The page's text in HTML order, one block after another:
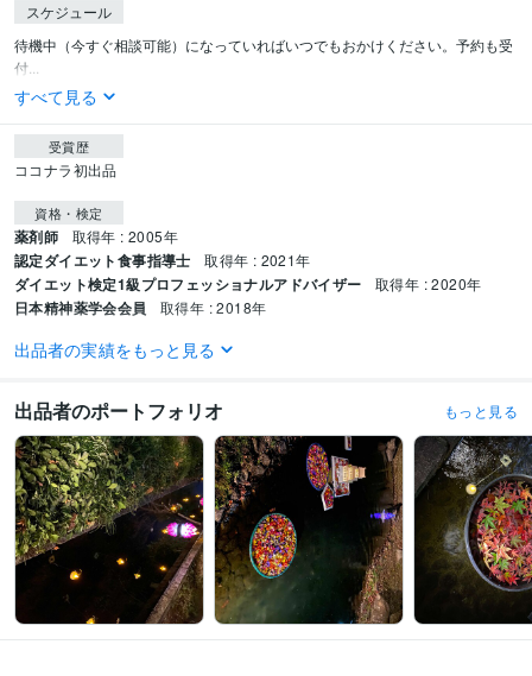
スケジュール
待機中（今すぐ相談可能）になっていればいつでもおかけください。予約も受
付...
すべて見る
受賞歴
ココナラ初出品
資格・検定
薬剤師 取得年 : 2005年
認定ダイエット食事指導士 取得年 : 2021年
ダイエット検定1級プロフェッショナルアドバイザー 取得年 : 2020年
日本精神薬学会会員 取得年 : 2018年
得意分野
住まい・美容・生活相談 ダイエット
ダイエット、食生活
出品者の実績をもっと見る
出品者のポートフォリオ もっと見る